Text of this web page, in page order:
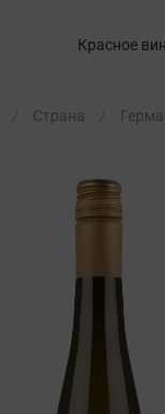
Красное
Страна